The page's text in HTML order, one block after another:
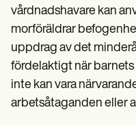
vårdnadshavare kan
morföräldrar
uppdrag av det
fördelaktigt när
inte kan vara
arbetsåtaganden eller